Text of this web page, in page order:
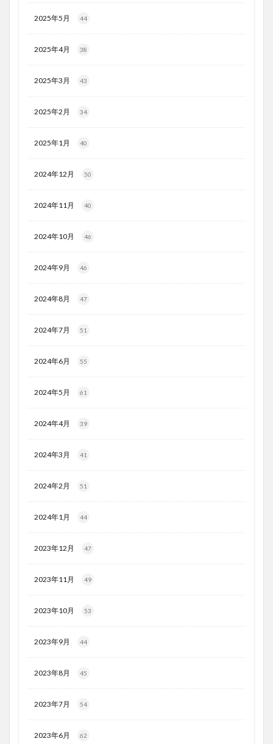
2025年5月 44
2025年4月 38
2025年3月 43
2025年2月 34
2025年1月 40
2024年12月 50
2024年11月 40
2024年10月 46
2024年9月 46
2024年8月 47
2024年7月 51
2024年6月 55
2024年5月 61
2024年4月 39
2024年3月 41
2024年2月 51
2024年1月 44
2023年12月 47
2023年11月 49
2023年10月 53
2023年9月 44
2023年8月 45
2023年7月 54
2023年6月 62